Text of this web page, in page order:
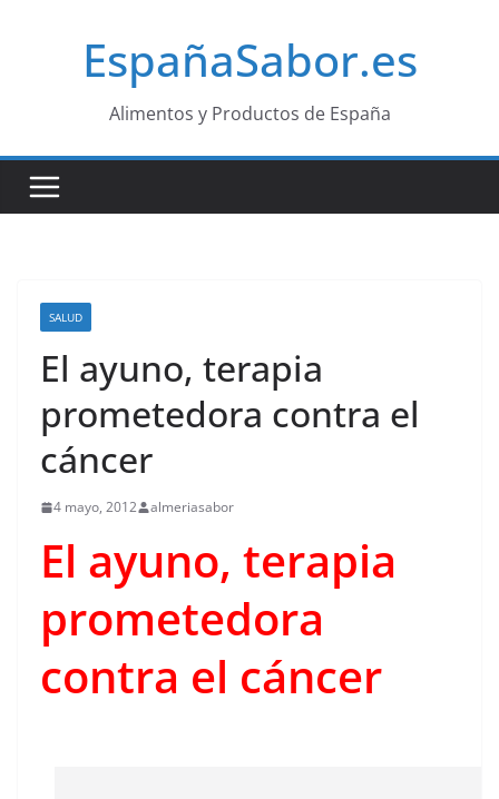
EspañaSabor.es
Alimentos y Productos de España
SALUD
El ayuno, terapia
prometedora contra el
cáncer
4 mayo, 2012 almeriasabor
El ayuno, terapia
prometedora
contra el cáncer